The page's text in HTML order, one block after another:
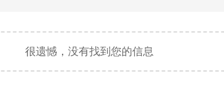
很遗憾，没有找到您的信息